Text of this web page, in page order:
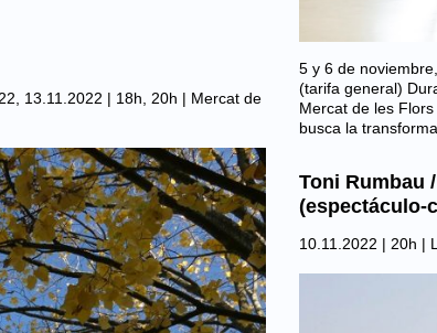
5 y 6 de
(tarifa general)
Mercat de les
busca la
13.11.2022 | 18h, 20h | Mercat de
Toni Rumbau
(espectáculo-
10.11.2022 | 20h |